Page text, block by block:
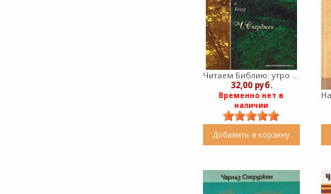
32,00 руб.
Временно нет в
наличии
Добавить в корзину